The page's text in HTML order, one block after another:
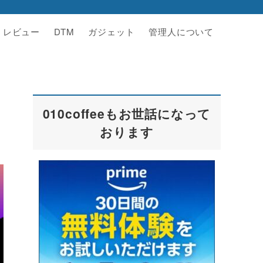
レビュー DTM ガジェット 管理人について
010coffeeもお世話になって
おります